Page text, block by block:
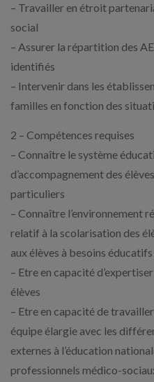
– Travailler en étroit
social
– Assurer la répartition des
identifiés
– Intervenir dans les
familles en fonction des
2 – Compétences requises
– Connaître le système
d’accompagnement des
particuliers
– Connaître l’environnement
relatif à la scolarisation des
aux élèves à besoins
– Etre en capacité
élèves
– Etre en capacité de
équipe élargie avec les
externes à l’éducation
professionnels médico-